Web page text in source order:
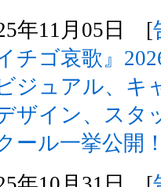
年11月05日 [
イチゴ哀歌』
ジュアル、キ
ザイン、スタ
ール一挙公開